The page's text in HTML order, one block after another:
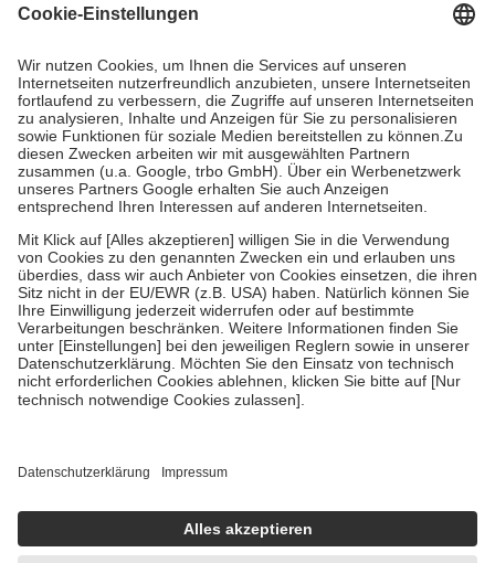
Grundsätzlich leisten Mitglieder Zuzahlungen in Höhe von zehn
höchstens zehn Euro.
Es sind jedoch nie mehr als die tatsächlichen
Kosten der Leistung zu entrichten.
Diese Regeln gelten grundsätzlich auch für Online-Apotheken.
Bei Heilmitteln und häuslicher Krankenpflege beträgt die
Zuzahlung zehn Prozent der Kosten sowie zehn Euro je
Verordnung.
Um das Engagement der Versicherten für ihre eigene Gesundheit zu
stärken und die besondere Stellung der Familie zu unterstützen,
fallenkeine Zuzahlungenan bei:
• Kindern und Jugendlichen bis zum vollendeten 18. Lebensjahr
mit Ausnahme der Fahrkosten
• Untersuchungen zur Vorsorge und Früherkennung, die von der
GKV getragen werden
• empfohlenen Schutzimpfungen
• Harn- und Blutteststreifen
getroffen, um sicherzustellen, dass es sich um echte Bewertungen
https://help.etrusted.com/hc/de/articles/4419944605341
Einige Bilder und Inhalte wurden unter Zuhilfenahme künstlicher